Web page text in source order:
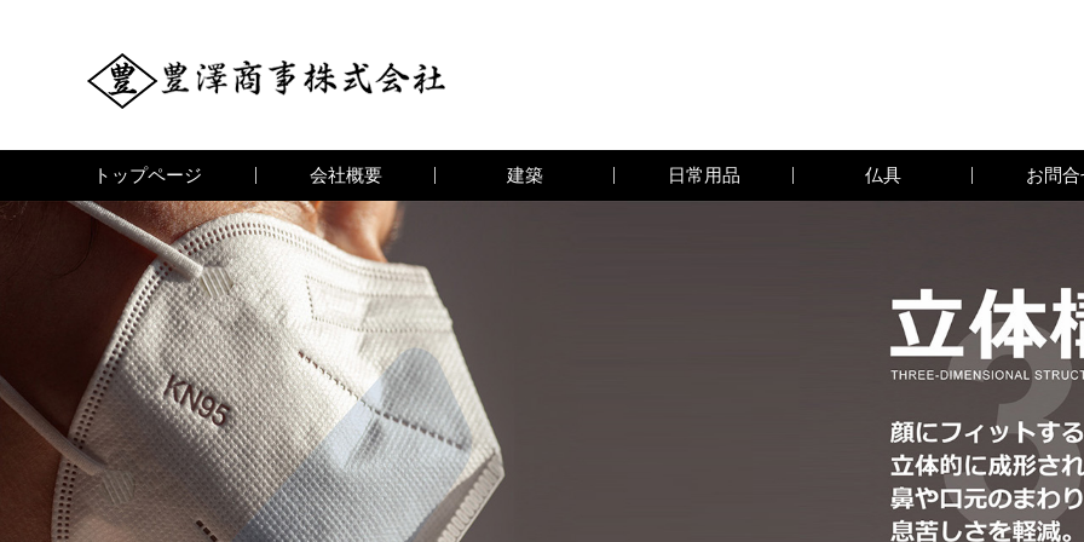
トップページ 会社概要 建築 日常用品 仏具 お問